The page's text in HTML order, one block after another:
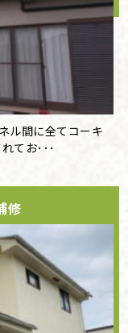
ル間に全てコーキ
てお･･･
修